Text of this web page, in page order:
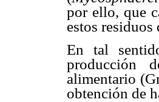
por ello, que
estos residuos
En tal
producción
alimentario
obtención de